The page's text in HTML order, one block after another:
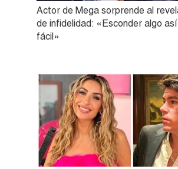
Actor de Mega sorprende al
de infidelidad: «Esconder algo
fácil»